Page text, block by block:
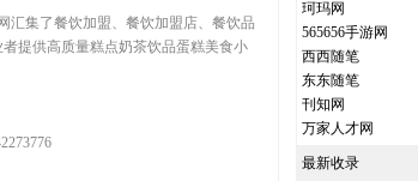
汇集了餐饮加盟、餐饮加盟店、餐饮品
提供高质量糕点奶茶饮品蛋糕美食小
珂玛网
565656手游网
西西随笔
东东随笔
刊知网
万家人才网
最新收录